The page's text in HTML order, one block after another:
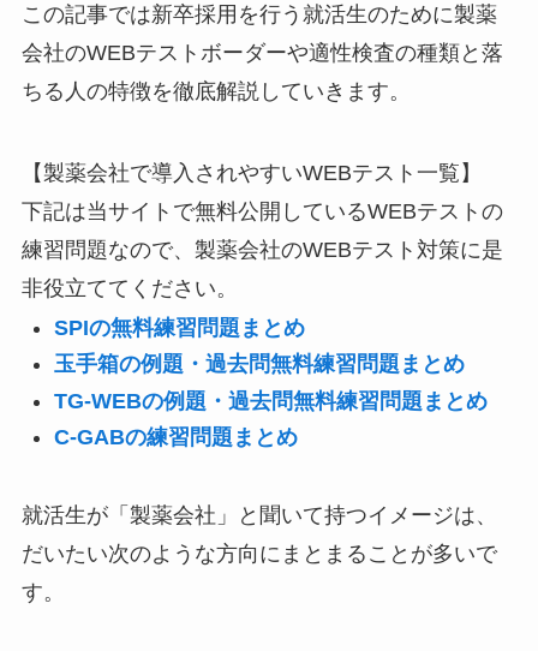
この記事では新卒採用を行う就活生のために製薬
会社のWEBテストボーダーや適性検査の種類と落
ちる人の特徴を徹底解説していきます。
【製薬会社で導入されやすいWEBテスト一覧】
下記は当サイトで無料公開しているWEBテストの
練習問題なので、製薬会社のWEBテスト対策に是
非役立ててください。
SPIの無料練習問題まとめ
玉手箱の例題・過去問無料練習問題まとめ
TG-WEBの例題・過去問無料練習問題まとめ
C-GABの練習問題まとめ
就活生が「製薬会社」と聞いて持つイメージは、
だいたい次のような方向にまとまることが多いで
す。